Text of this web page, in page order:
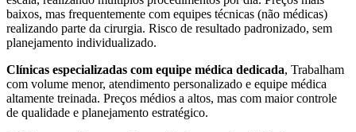
baixos, mas frequentemente com equipes técnicas (não médicas)
realizando parte da cirurgia. Risco de resultado padronizado, sem
planejamento individualizado.
Clínicas especializadas com equipe médica dedicada, Trabalham
com volume menor, atendimento personalizado e equipe médica
altamente treinada. Preços médios a altos, mas com maior controle
de qualidade e planejamento estratégico.